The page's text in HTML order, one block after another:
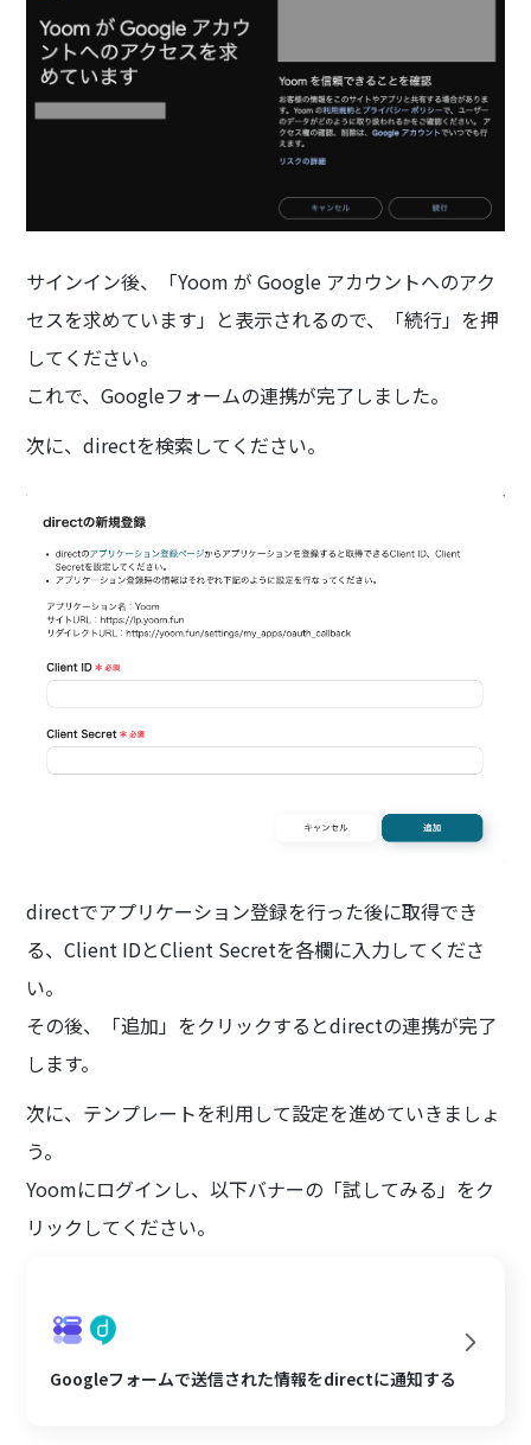
サインイン後、「Yoom が Google アカウントへのアク
セスを求めています」と表示されるので、「続行」を押
してください。
これで、Googleフォームの連携が完了しました。
次に、directを検索してください。
directでアプリケーション登録を行った後に取得でき
る、Client IDとClient Secretを各欄に入力してくださ
い。
その後、「追加」をクリックするとdirectの連携が完了
します。
次に、テンプレートを利用して設定を進めていきましょ
う。
Yoomにログインし、以下バナーの「試してみる」をク
リックしてください。
Googleフォームで送信された情報をdirectに通知する